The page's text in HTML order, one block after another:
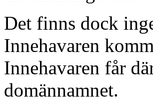
Det finns dock
Innehavaren
Innehavaren får
domännamnet.